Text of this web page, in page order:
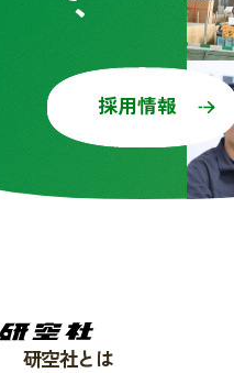
採用情報
研空社とは